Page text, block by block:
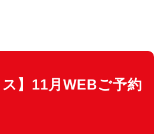
ス】11月WEBご予約